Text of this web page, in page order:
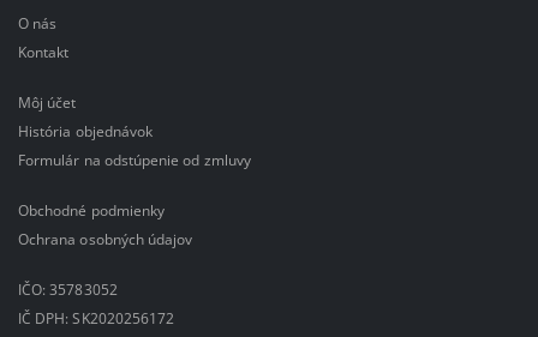
O nás
Kontakt
Môj účet
História objednávok
Formulár na odstúpenie od zmluvy
Obchodné podmienky
Ochrana osobných údajov
IČO: 35783052
IČ DPH: SK2020256172